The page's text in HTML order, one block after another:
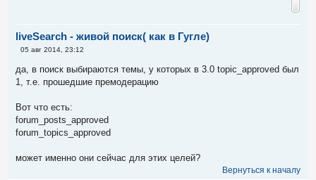
liveSearch - живой поиск( как в Гугле)
С
б
и
05 авг 2014, 23:12
да, в поиск выбираются темы, у которых в 3.0 topic_approved был
1, т.е. прошедшие премодерацию
Вот что есть:
forum_posts_approved
forum_topics_approved
может именно они сейчас для этих целей?
Вернуться к началу